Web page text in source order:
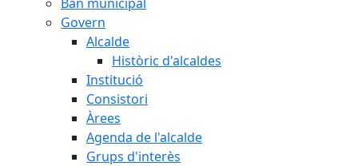
Govern
Alcalde
Històric d'alcaldes
Institució
Consistori
Àrees
Agenda de l'alcalde
Grups d'interès